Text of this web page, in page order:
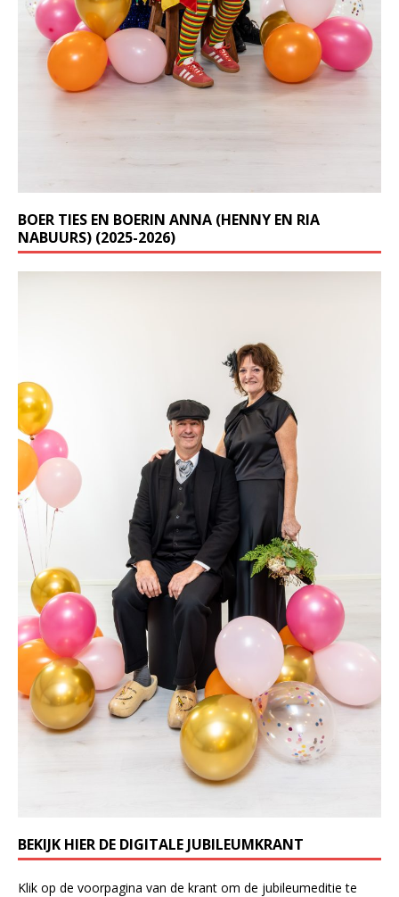
BOER TIES EN BOERIN ANNA (HENNY EN RIA
NABUURS) (2025-2026)
BEKIJK HIER DE DIGITALE JUBILEUMKRANT
Klik op de voorpagina van de krant om de jubileumeditie te